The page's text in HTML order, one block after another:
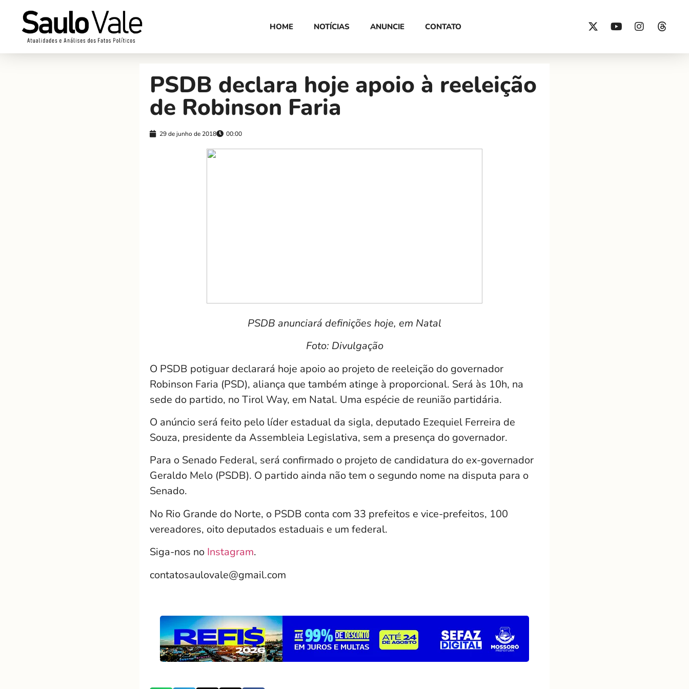
HOME NOTÍCIAS ANUNCIE CONTATO
PSDB declara hoje apoio à reeleição
de Robinson Faria
29 de junho de 2018 00:00
PSDB anunciará definições hoje, em Natal
Foto: Divulgação
O PSDB potiguar declarará hoje apoio ao projeto de reeleição do governador
Robinson Faria (PSD), aliança que também atinge à proporcional. Será às 10h, na
sede do partido, no Tirol Way, em Natal. Uma espécie de reunião partidária.
O anúncio será feito pelo líder estadual da sigla, deputado Ezequiel Ferreira de
Souza, presidente da Assembleia Legislativa, sem a presença do governador.
Para o Senado Federal, será confirmado o projeto de candidatura do ex-governador
Geraldo Melo (PSDB). O partido ainda não tem o segundo nome na disputa para o
Senado.
No Rio Grande do Norte, o PSDB conta com 33 prefeitos e vice-prefeitos, 100
vereadores, oito deputados estaduais e um federal.
Siga-nos no Instagram.
contatosaulovale@gmail.com